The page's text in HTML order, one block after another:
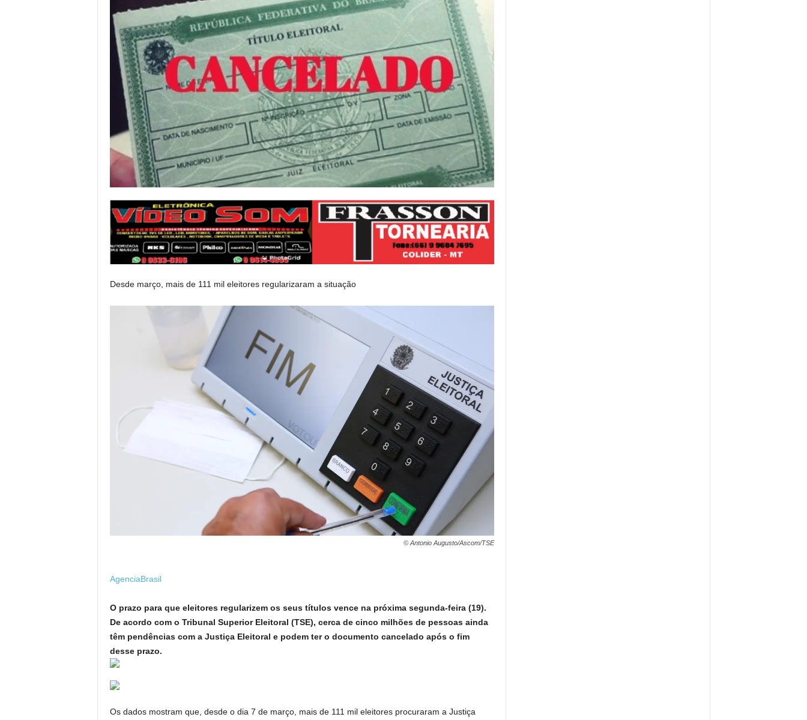
Desde março, mais de 111 mil eleitores regularizaram a situação
© Antonio Augusto/Ascom/TSE
AgenciaBrasil
O prazo para que eleitores regularizem os seus títulos vence na próxima segunda-feira (19).
De acordo com o Tribunal Superior Eleitoral (TSE), cerca de cinco milhões de pessoas ainda
têm pendências com a Justiça Eleitoral e podem ter o documento cancelado após o fim
desse prazo.
Os dados mostram que, desde o dia 7 de março, mais de 111 mil eleitores procuraram a Justiça